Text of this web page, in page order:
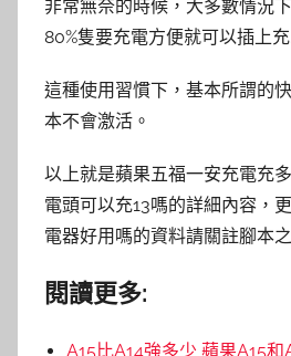
非常無奈的時候，大多數情況
80%隻要充電方便就可以插上
這種使用習慣下，基本所謂的
本不會激活。
以上就是蘋果五福一安充電充
電頭可以充13嗎的詳細內容，
電器好用嗎的資料請關註腳本
閱讀更多:
A15比A14強多少 蘋果A15和